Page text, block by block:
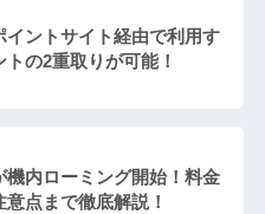
イントサイト経由で利用す
の2重取りが可能！
機内ローミング開始！料金
点まで徹底解説！